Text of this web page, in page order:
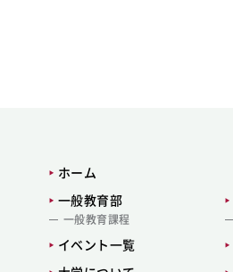
ホーム
一般教育部
一般教育課程
イベント一覧